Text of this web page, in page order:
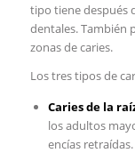
tipo tiene después
dentales. También
zonas de caries.
Los tres tipos de
Caries de la
los adultos
encías